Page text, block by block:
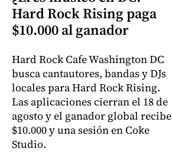
Hard Rock Rising paga
$10.000 al ganador
Hard Rock Cafe Washington DC
busca cantautores, bandas y DJs
locales para Hard Rock Rising.
Las aplicaciones cierran el 18 de
agosto y el ganador global recibe
$10.000 y una sesión en Coke
Studio.